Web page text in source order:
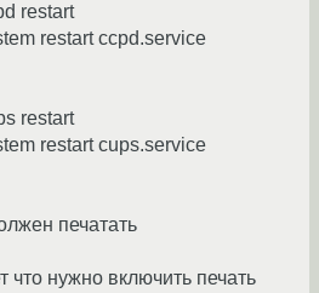
restart
restart ccpd.service
restart
restart cups.service
печатать
что нужно включить печать